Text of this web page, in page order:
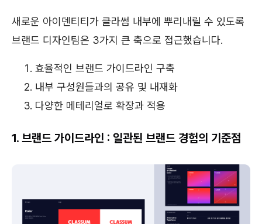
새로운 아이덴티티가 클라썸 내부에 뿌리내릴 수 있도록
브랜드 디자인팀은 3가지 큰 축으로 접근했습니다.
효율적인 브랜드 가이드라인 구축
내부 구성원들과의 공유 및 내재화
다양한 메테리얼로 확장과 적용
1. 브랜드 가이드라인 : 일관된 브랜드 경험의 기준점